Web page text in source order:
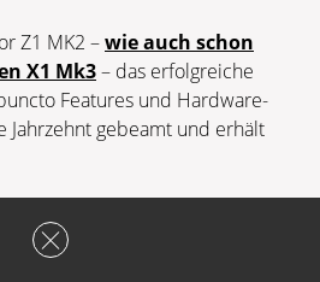
Z1 MK2 –wie auch schon
X1 Mk3– das erfolgreiche
Features und Hardware-
Jahrzehnt gebeamt und erhält
des Traktor Z1